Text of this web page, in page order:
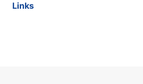
Links